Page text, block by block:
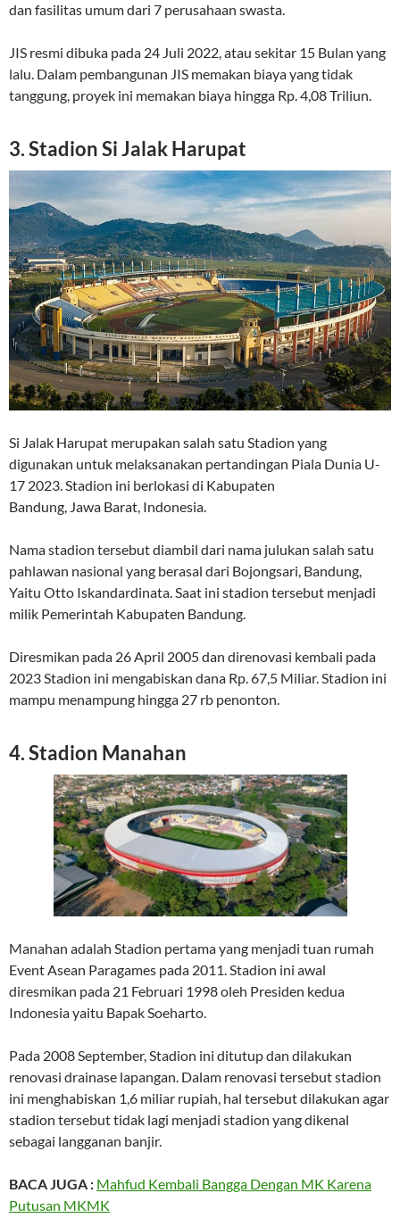
dan fasilitas umum dari 7 perusahaan swasta.
JIS resmi dibuka pada 24 Juli 2022, atau sekitar 15 Bulan yang
lalu. Dalam pembangunan JIS memakan biaya yang tidak
tanggung, proyek ini memakan biaya hingga Rp. 4,08 Triliun.
3. Stadion Si Jalak Harupat
Si Jalak Harupat merupakan salah satu Stadion yang
digunakan untuk melaksanakan pertandingan Piala Dunia U-
17 2023. Stadion ini berlokasi di Kabupaten
Bandung, Jawa Barat, Indonesia.
Nama stadion tersebut diambil dari nama julukan salah satu
pahlawan nasional yang berasal dari Bojongsari, Bandung,
Yaitu Otto Iskandardinata. Saat ini stadion tersebut menjadi
milik Pemerintah Kabupaten Bandung.
Diresmikan pada 26 April 2005 dan direnovasi kembali pada
2023 Stadion ini mengabiskan dana Rp. 67,5 Miliar. Stadion ini
mampu menampung hingga 27 rb penonton.
4. Stadion Manahan
Manahan adalah Stadion pertama yang menjadi tuan rumah
Event Asean Paragames pada 2011. Stadion ini awal
diresmikan pada 21 Februari 1998 oleh Presiden kedua
Indonesia yaitu Bapak Soeharto.
Pada 2008 September, Stadion ini ditutup dan dilakukan
renovasi drainase lapangan. Dalam renovasi tersebut stadion
ini menghabiskan 1,6 miliar rupiah, hal tersebut dilakukan agar
stadion tersebut tidak lagi menjadi stadion yang dikenal
sebagai langganan banjir.
BACA JUGA : Mahfud Kembali Bangga Dengan MK Karena
Putusan MKMK